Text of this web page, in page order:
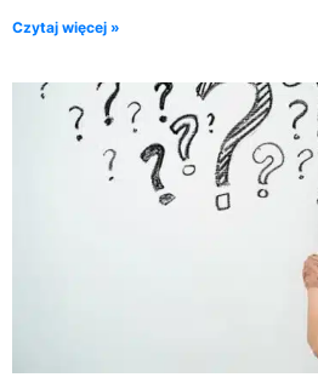
Czytaj więcej »